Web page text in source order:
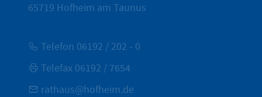
65719 Hofheim am Taunus
Telefon 06192 / 202 - 0
Telefax 06192 / 7654
rathaus@hofheim.de